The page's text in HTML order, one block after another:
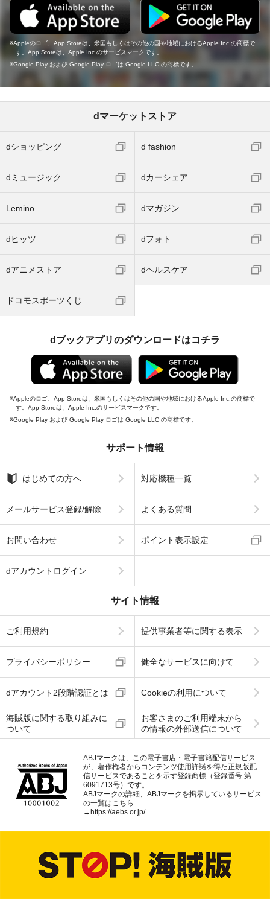
Appleのロゴ、App Storeは、米国もしくはその他の国や地域におけるApple Inc.の商標で
す。App Storeは、Apple Inc.のサービスマークです。
Google Play および Google Play ロゴは Google LLC の商標です。
dマーケットストア
dショッピング d fashion
dミュージック dカーシェア
Lemino dマガジン
dヒッツ dフォト
dアニメストア dヘルスケア
ドコモスポーツくじ
dブックアプリのダウンロードはコチラ
Appleのロゴ、App Storeは、米国もしくはその他の国や地域におけるApple Inc.の商標で
す。App Storeは、Apple Inc.のサービスマークです。
Google Play および Google Play ロゴは Google LLC の商標です。
サポート情報
はじめての方へ 対応機種一覧
メールサービス登録/解除 よくある質問
お問い合わせ ポイント表示設定
dアカウントログイン
サイト情報
ご利用規約 提供事業者等に関する表示
プライバシーポリシー 健全なサービスに向けて
dアカウント2段階認証とは Cookieの利用について
海賊版に関する取り組みに
ついて
お客さまのご利用端末から
の情報の外部送信について
ABJマークは、この電子書店・電子書籍配信サービス
が、著作権者からコンテンツ使用許諾を得た正規版配
信サービスであることを示す登録商標（登録番号 第
6091713号）です。
ABJマークの詳細、ABJマークを掲示しているサービス
の一覧はこちら
→https://aebs.or.jp/